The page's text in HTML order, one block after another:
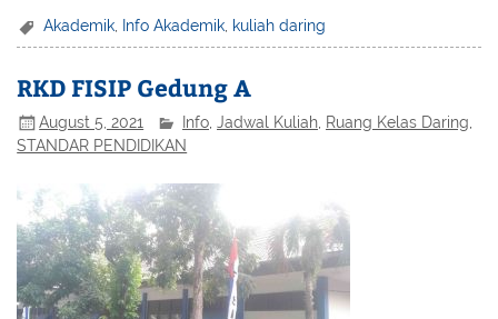
Akademik Info Akademik kuliah daring
RKD FISIP Gedung A
August 5, 2021 Info ,Jadwal Kuliah Ruang Kelas Daring
STANDAR PENDIDIKAN